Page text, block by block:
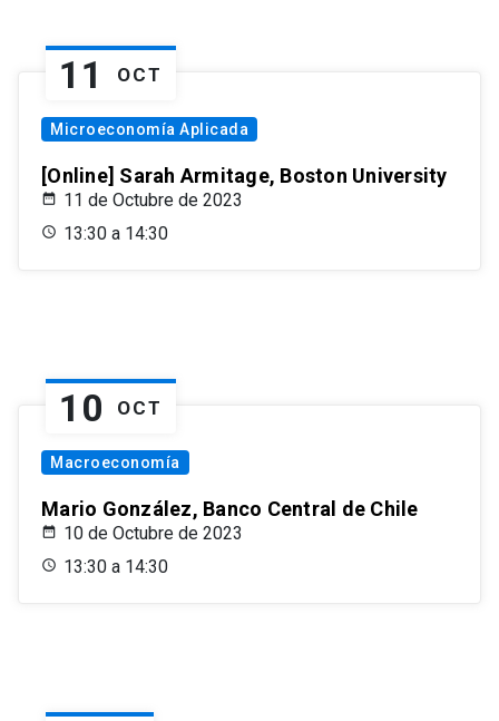
11 OCT
Microeconomía Aplicada
[Online] Sarah Armitage, Boston University
11 de Octubre de 2023
13:30 a 14:30
10 OCT
Macroeconomía
Mario González, Banco Central de Chile
10 de Octubre de 2023
13:30 a 14:30